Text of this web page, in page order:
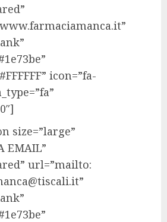
icon=”fa-
size=”large”
EMAIL”
url=”mailto: